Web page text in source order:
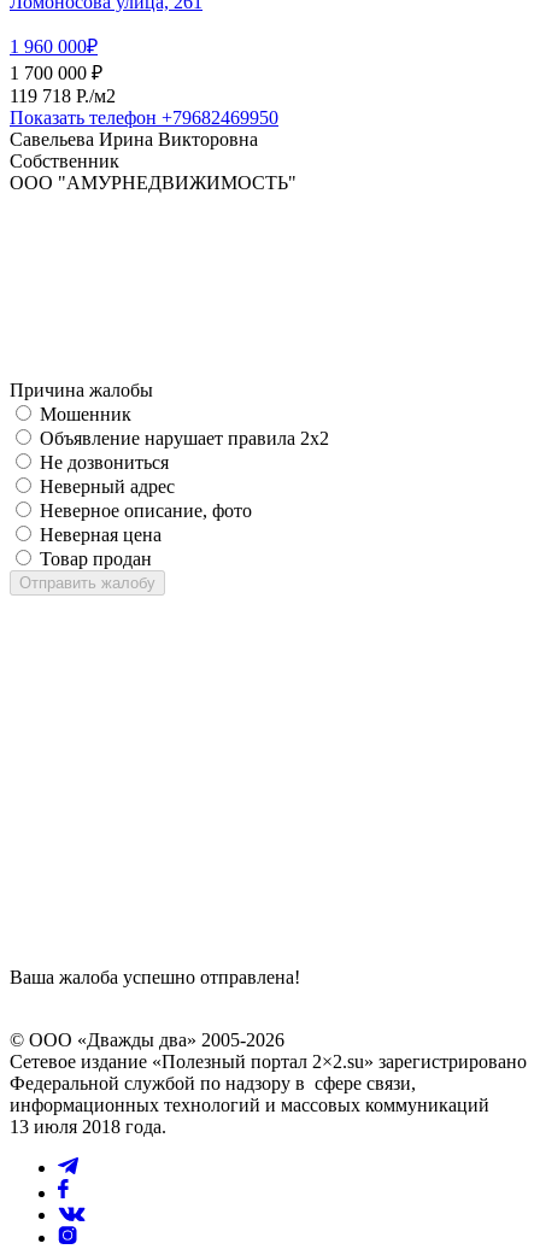
1 960 000₽
1 700 000 ₽
119 718 P./м2
Показать телефон +79682469950
Савельева Ирина Викторовна
Собственник
ООО "АМУРНЕДВИЖИМОСТЬ"
Причина жалобы
Мошенник
Объявление нарушает правила 2x2
Не дозвониться
Неверный адрес
Неверное описание, фото
Неверная цена
Товар продан
Отправить жалобу
Ваша жалоба успешно отправлена!
© ООО «Дважды два» 2005-2026
Сетевое издание «Полезный портал 2×2.su» зарегистрировано
Федеральной службой по надзору в сфере связи,
информационных технологий и массовых коммуникаций
13 июля 2018 года.